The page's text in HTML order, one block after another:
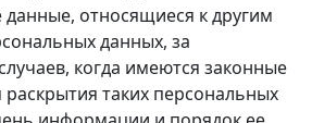
относящиеся к другим
данных, за
когда имеются законные
раскрытия таких персональных